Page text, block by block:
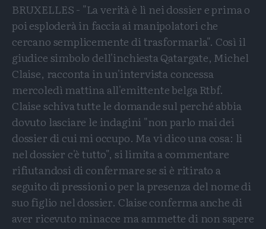
BRUXELLES - "La verità è lì nei dossier e prima o
poi esploderà in faccia ai manipolatori che
cercano semplicemente di trasformarla". Così il
giudice simbolo dell'inchiesta Qatargate, Michel
Claise, racconta in un'intervista concessa
mercoledì mattina all'emittente belga Rtbf.
Claise schiva tutte le domande sul perché abbia
dovuto lasciare le indagini "non parlo mai dei
dossier di cui mi occupo. Ma vi dico una cosa: li
nel dossier c'è tutto", si limita a commentare
rifiutandosi di confermare se si è ritirato a
seguito di pressioni o per la presenza del nome di
suo figlio nel dossier. Claise conferma anche di
aver ricevuto minacce ma ammette di non sapere